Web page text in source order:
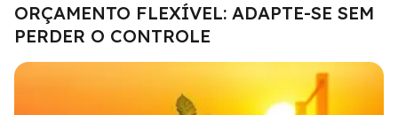
ORÇAMENTO FLEXÍVEL: ADAPTE-SE SEM
PERDER O CONTROLE